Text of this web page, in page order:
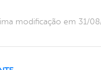
modificação em 31/